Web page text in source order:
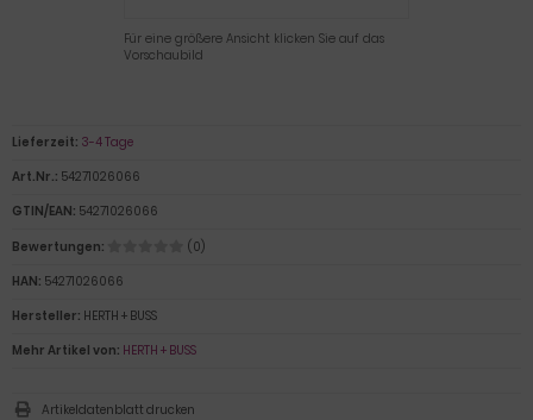
Für eine größere Ansicht klicken Sie auf das
Vorschaubild
Lieferzeit: 3-4 Tage
Art.Nr.: 54271026066
GTIN/EAN: 54271026066
Bewertungen:
(0)
HAN: 54271026066
Hersteller: HERTH + BUSS
Mehr Artikel von: HERTH + BUSS
Artikeldatenblatt drucken